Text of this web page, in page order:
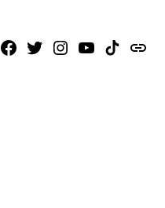
Facebook
X Instagram
YoutubeTikTokissuu